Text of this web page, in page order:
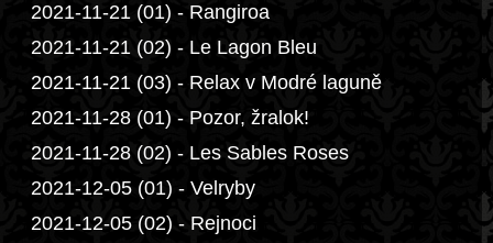
2021-11-21 (01) - Rangiroa
2021-11-21 (02) - Le Lagon Bleu
2021-11-21 (03) - Relax v Modré laguně
2021-11-28 (01) - Pozor, žralok!
2021-11-28 (02) - Les Sables Roses
2021-12-05 (01) - Velryby
2021-12-05 (02) - Rejnoci